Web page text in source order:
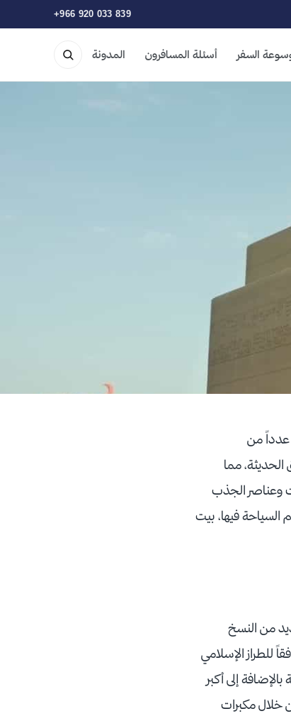
+966 920 033 839
السفر أسئلة المسافرون المدونة
عدداً من
الحديثة، مما
وعناصر الجذب
السياحة فيها، بيت
من النسخ
تصميمه وفقاً للطراز الإسلامي
قرآنية قديمة بالإضافة إلى أكبر
خلال مكبرات